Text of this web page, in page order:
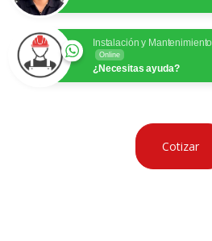
Instalación y Mantenimiento
Online
¿Necesitas ayuda?
Cotizar